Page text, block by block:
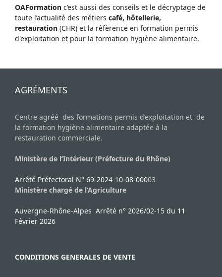
OAFormation c’est aussi des conseils et le décryptage de
toute l’actualité des métiers café, hôtellerie,
restauration (CHR) et la rèfèrence en formation permis
d'exploitation et pour la formation hygiène alimentaire.
AGRÉMENTS
Centre agréé des formations permis d’exploitation et de
la formation hygiène alimentaire adaptée à la
restauration commerciale.
Ministère de l’Intérieur (Préfecture du Rhône)
Arrêté Préfectoral N° 69-2024-10-08-00003
Ministère chargé de l’Agriculture
Auvergne-Rhône-Alpes Arrêté n° 2026/02-15 du 11
Février 2026
CONDITIONS GENERALES DE VENTE